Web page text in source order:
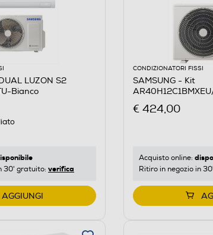
LUZON S2
Bianco
30' gratuito: verifica
AGGIUNGI
CONDIZIONATORI FISSI
SAMSUNG - Kit
€ 424,00
Acquisto online:
Ritiro in negozio in